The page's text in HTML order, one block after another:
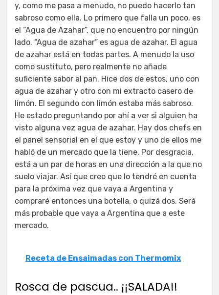
y, como me pasa a menudo, no puedo hacerlo tan
sabroso como ella. Lo primero que falla un poco, es
el “Agua de Azahar”, que no encuentro por ningún
lado. “Agua de azahar” es agua de azahar. El agua
de azahar está en todas partes. A menudo la uso
como sustituto, pero realmente no añade
suficiente sabor al pan. Hice dos de estos, uno con
agua de azahar y otro con mi extracto casero de
limón. El segundo con limón estaba más sabroso.
He estado preguntando por ahí a ver si alguien ha
visto alguna vez agua de azahar. Hay dos chefs en
el panel sensorial en el que estoy y uno de ellos me
habló de un mercado que la tiene. Por desgracia,
está a un par de horas en una dirección a la que no
suelo viajar. Así que creo que lo tendré en cuenta
para la próxima vez que vaya a Argentina y
compraré entonces una botella, o quizá dos. Será
más probable que vaya a Argentina que a este
mercado.
Receta de Ensaimadas con Thermomix
Rosca de pascua.. ¡¡SALADA!!